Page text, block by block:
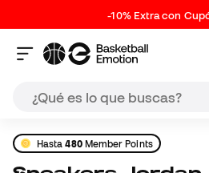
-10% Extra con
Hasta480Member Points